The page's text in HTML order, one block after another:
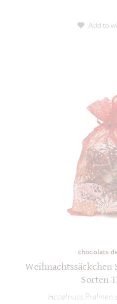
Add to
chocolats-
Sorten
Haselnuss Pralinen